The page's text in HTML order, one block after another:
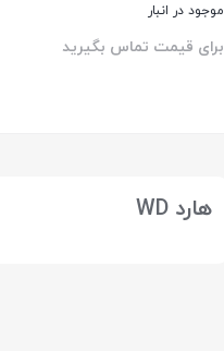
موجود در انبار
برای قیمت تماس بگیرید
هارد WD